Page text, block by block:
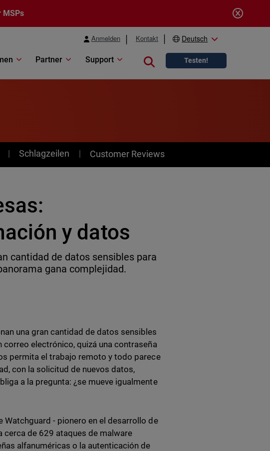
MSPs
Anmelden Kontakt Deutsch
Partner Support Close search
Testen!
Schlagzeilen Customer Reviews
y datos
cantidad de datos sensibles para
gana complejidad.
una gran cantidad de datos sensibles
electrónico, quizá una contraseña
permita el trabajo remoto y todo parece
con la solicitud de nuevos datos,
a la pregunta: ¿se mueve igualmente
Watchguard - pionero en el desarrollo de
de 629 ataques de malware
alfanuméricas o la autenticación de